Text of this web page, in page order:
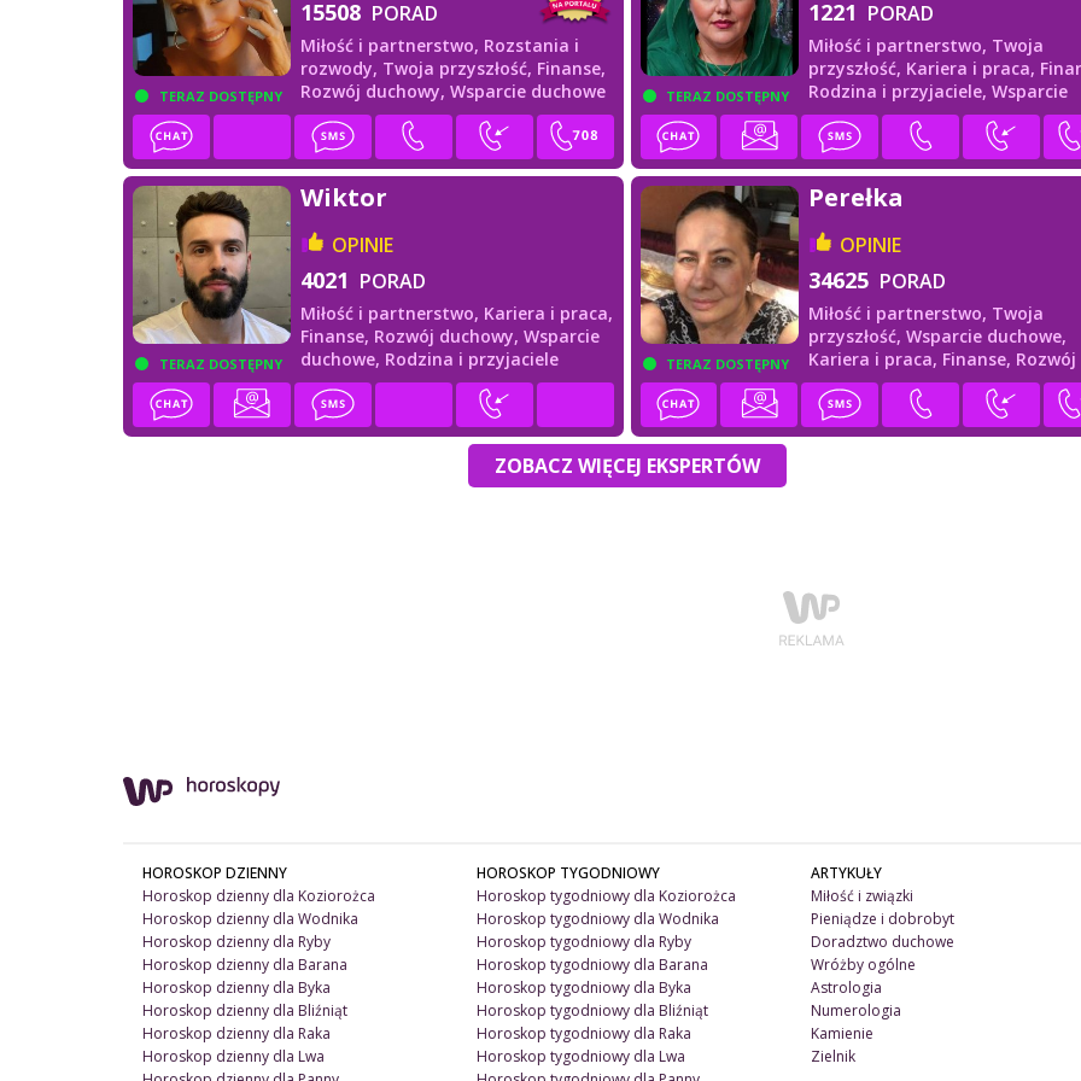
TERAZ DOSTĘPNY
15508 PORAD
Miłość i partnerstwo, Rozstania i
rozwody, Twoja przyszłość, Finanse,
Rozwój duchowy,Wsparcie duchowe TERAZ DOSTĘPNY
1221 PORAD
Miłość i partnerstwo, Twoja
przyszłość, Kariera i praca,
Rodzina i przyjaciele, Wsparcie
duchowe
TERAZ DOSTĘPNY
Wiktor
OPINIE
4021 PORAD
Miłość i partnerstwo, Kariera i praca,
Finanse, Rozwój duchowy,Wsparcie
duchowe, Rodzina i przyjaciele TERAZ DOSTĘPNY
Perełka
OPINIE
34625 PORAD
Miłość i partnerstwo, Twoja
przyszłość, Wsparcie duchowe,
Kariera i praca, Finanse, Rozwój
duchowy
ZOBACZ WIĘCEJ EKSPERTÓW
HOROSKOP DZIENNY
Horoskop dzienny dla Koziorożca
Horoskop dzienny dla Wodnika
Horoskop dzienny dla Ryby
Horoskop dzienny dla Barana
Horoskop dzienny dla Byka
Horoskop dzienny dla Bliźniąt
Horoskop dzienny dla Raka
Horoskop dzienny dla Lwa
HOROSKOP TYGODNIOWY
Horoskop tygodniowy dla Koziorożca
Horoskop tygodniowy dla Wodnika
Horoskop tygodniowy dla Ryby
Horoskop tygodniowy dla Barana
Horoskop tygodniowy dla Byka
Horoskop tygodniowy dla Bliźniąt
Horoskop tygodniowy dla Raka
Horoskop tygodniowy dla Lwa
ARTYKUŁY
Miłość i związki
Pieniądze i dobrobyt
Doradztwo duchowe
Wróżby ogólne
Astrologia
Numerologia
Kamienie
Zielnik